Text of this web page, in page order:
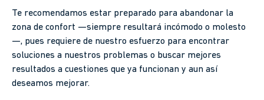
Te recomendamos estar preparado para abandonar la
zona de confort —siempre resultará incómodo o molesto
—, pues requiere de nuestro esfuerzo para encontrar
soluciones a nuestros problemas o buscar mejores
resultados a cuestiones que ya funcionan y aun así
deseamos mejorar.